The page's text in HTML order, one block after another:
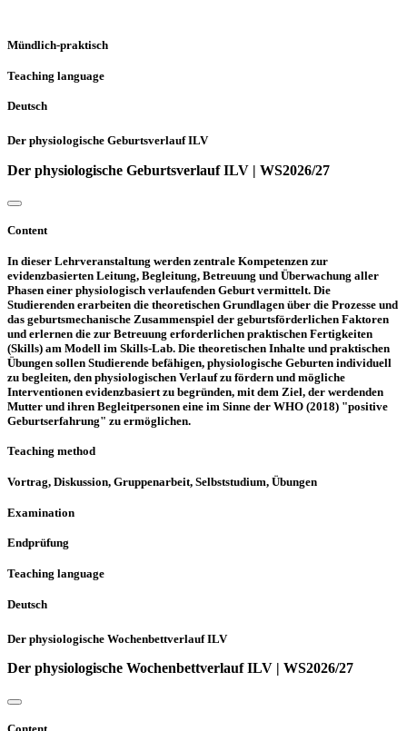
Mündlich-praktisch
Teaching language
Deutsch
Der physiologische Geburtsverlauf ILV
Der physiologische Geburtsverlauf ILV | WS2026/27
Content
In dieser Lehrveranstaltung werden zentrale Kompetenzen zur
evidenzbasierten Leitung, Begleitung, Betreuung und Überwachung aller
Phasen einer physiologisch verlaufenden Geburt vermittelt. Die
Studierenden erarbeiten die theoretischen Grundlagen über die Prozesse und
das geburtsmechanische Zusammenspiel der geburtsförderlichen Faktoren
und erlernen die zur Betreuung erforderlichen praktischen Fertigkeiten
(Skills) am Modell im Skills-Lab. Die theoretischen Inhalte und praktischen
Übungen sollen Studierende befähigen, physiologische Geburten individuell
zu begleiten, den physiologischen Verlauf zu fördern und mögliche
Interventionen evidenzbasiert zu begründen, mit dem Ziel, der werdenden
Mutter und ihren Begleitpersonen eine im Sinne der WHO (2018) "positive
Geburtserfahrung" zu ermöglichen.
Teaching method
Vortrag, Diskussion, Gruppenarbeit, Selbststudium, Übungen
Examination
Endprüfung
Teaching language
Deutsch
Der physiologische Wochenbettverlauf ILV
Der physiologische Wochenbettverlauf ILV | WS2026/27